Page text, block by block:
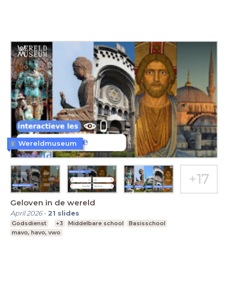
Geloven in de wereld
April 2026- 21 slides
Godsdienst +3 Middelbare school
Basisschool
mavo, havo, vwo
Wereldmuseum